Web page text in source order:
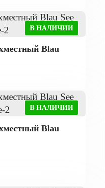
В НАЛИЧИИ
Blau
В НАЛИЧИИ
Blau